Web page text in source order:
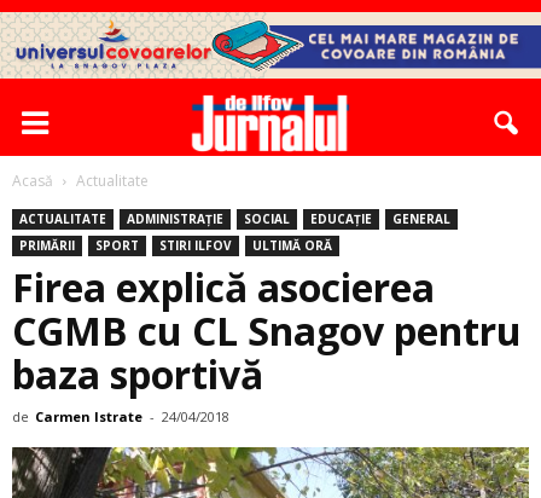
Acasă Actualitate
ACTUALITATE ADMINISTRAȚIE SOCIAL EDUCAȚIE
GENERAL
PRIMĂRII
SPORT STIRI ILFOV ULTIMĂ ORĂ
Firea explică asocierea
CGMB cu CL Snagov pentru
baza sportivă
de Carmen Istrate - 24/04/2018